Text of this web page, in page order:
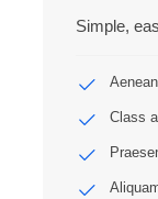
Simple,
Class